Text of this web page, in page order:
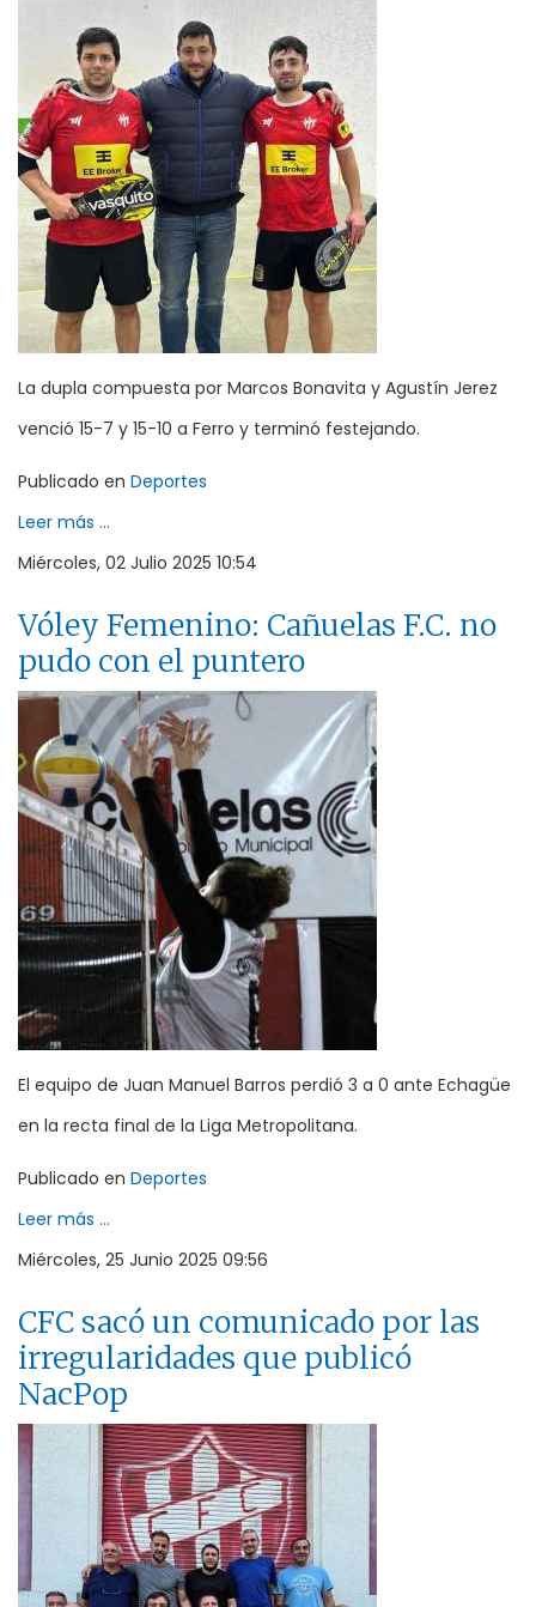
La dupla compuesta por Marcos Bonavita y Agustín Jerez
venció 15-7 y 15-10 a Ferro y terminó festejando.
Publicado en Deportes
Leer más ...
Miércoles, 02 Julio 2025 10:54
Vóley Femenino: Cañuelas F.C. no
pudo con el puntero
El equipo de Juan Manuel Barros perdió 3 a 0 ante Echagüe
en la recta final de la Liga Metropolitana.
Publicado en Deportes
Leer más ...
Miércoles, 25 Junio 2025 09:56
CFC sacó un comunicado por las
irregularidades que publicó
NacPop